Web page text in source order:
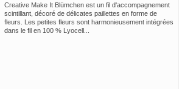
Creative Make It Blümchen est un fil d'accompagnement
scintillant, décoré de délicates paillettes en forme de
fleurs. Les petites fleurs sont harmonieusement intégrées
dans le fil en 100 % Lyocell...